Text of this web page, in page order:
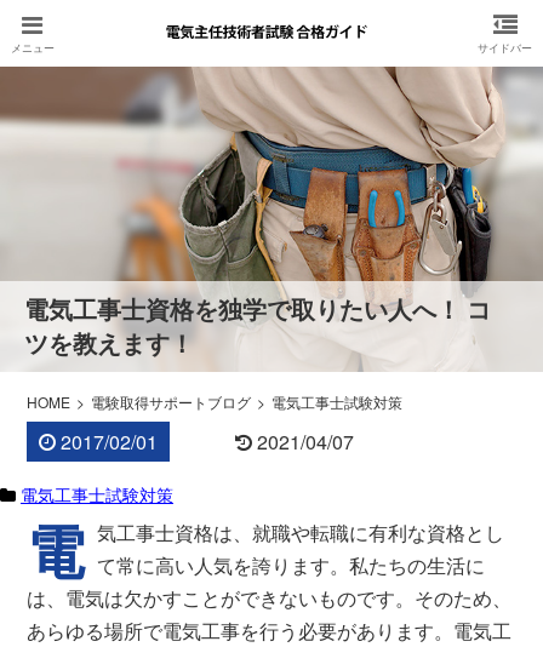
電気工事士資格を独学で取りたい人へ！ コ
ツを教えます！
HOME 電験取得サポートブログ 電気工事士試験対策
2017/02/01 2021/04/07
電気工事士試験対策
電 気工事士資格は、就職や転職に有利な資格とし
て常に高い人気を誇ります。私たちの生活に
は、電気は欠かすことができないものです。そのため、
あらゆる場所で電気工事を行う必要があります。電気工